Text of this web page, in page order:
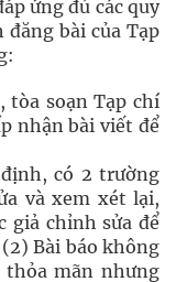
ứng đủ các quy
bài của Tạp
tòa soạn Tạp chí
nhận bài viết để
có 2 trường
và xem xét lại,
giả chỉnh sửa để
Bài báo không
mãn nhưng